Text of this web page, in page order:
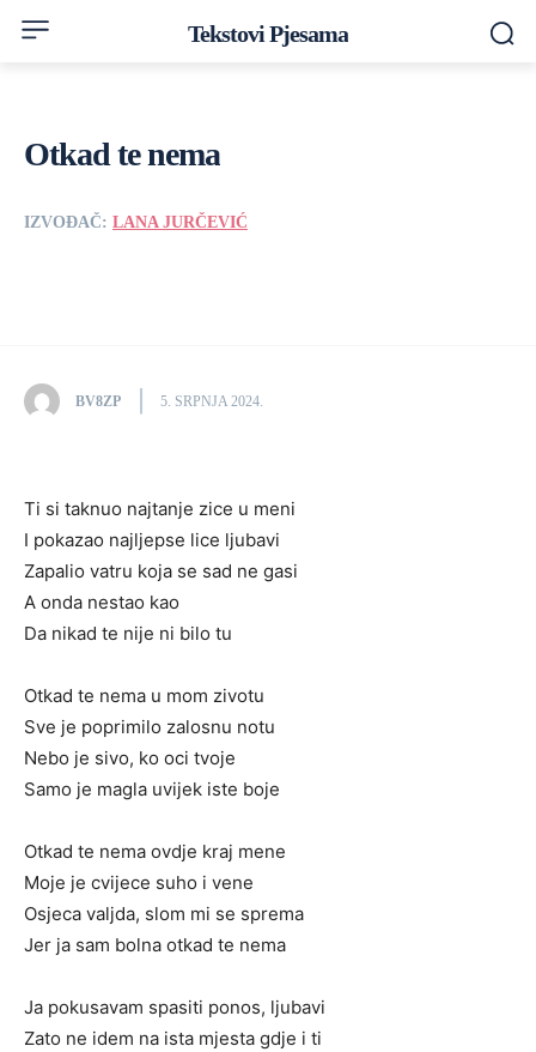
Tekstovi Pjesama
Otkad te nema
IZVOĐAČ: LANA JURČEVIĆ
BV8ZP 5. SRPNJA 2024.
Ti si taknuo najtanje zice u meni
I pokazao najljepse lice ljubavi
Zapalio vatru koja se sad ne gasi
A onda nestao kao
Da nikad te nije ni bilo tu
Otkad te nema u mom zivotu
Sve je poprimilo zalosnu notu
Nebo je sivo, ko oci tvoje
Samo je magla uvijek iste boje
Otkad te nema ovdje kraj mene
Moje je cvijece suho i vene
Osjeca valjda, slom mi se sprema
Jer ja sam bolna otkad te nema
Ja pokusavam spasiti ponos, ljubavi
Zato ne idem na ista mjesta gdje i ti